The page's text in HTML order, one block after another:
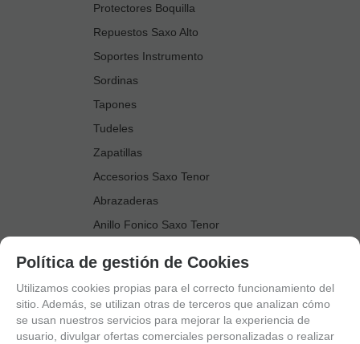
Protectores Boquilla
Repuestos Saxo Alto
Soportes Instrumento
Sordinas
Tapones
Tudeles
Zapatillas
Accesorios Saxo Tenor
Abrazaderas
Anillo Fonico Saxo Tenor
Boquillas
Boquilleros
Cañas
Política de gestión de Cookies
Utilizamos cookies propias para el correcto funcionamiento del
sitio. Además, se utilizan otras de terceros que analizan cómo
se usan nuestros servicios para mejorar la experiencia de
usuario, divulgar ofertas comerciales personalizadas o realizar